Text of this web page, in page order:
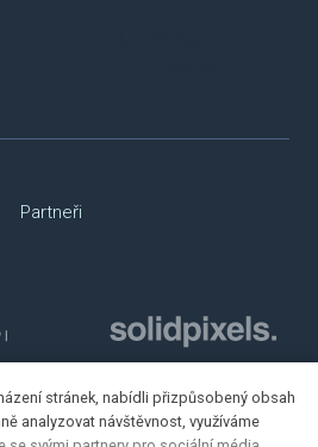
Partneři
stránek, nabídli přizpůsobený obsah
analyzovat návštěvnost, využíváme